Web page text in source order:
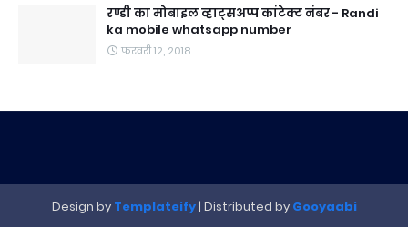
रण्डी का मोबाइल व्हाट्सअप्प कांटेक्ट नंबर - Randi
ka mobile whatsapp number
फ़रवरी 12, 2018
Design by Templateify| Distributed by Gooyaabi